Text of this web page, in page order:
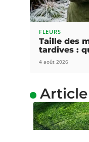
FLEURS
Taille des
tardives :
4 août 2026
GAZON